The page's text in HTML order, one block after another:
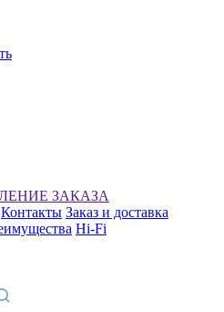
ЗАКАЗА
Контакты Заказ и доставка
Hi-Fi